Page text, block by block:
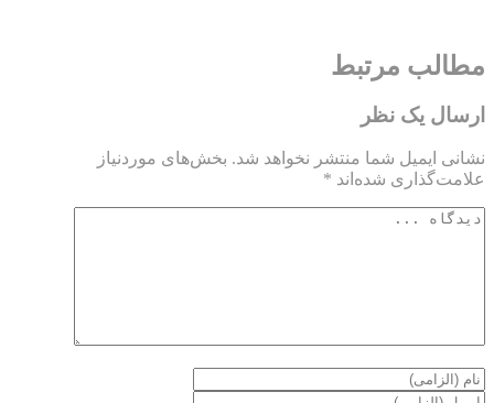
مطالب مرتبط
ارسال یک نظر
نشانی ایمیل شما منتشر نخواهد شد. بخش‌های موردنیاز
علامت‌گذاری شده‌اند *